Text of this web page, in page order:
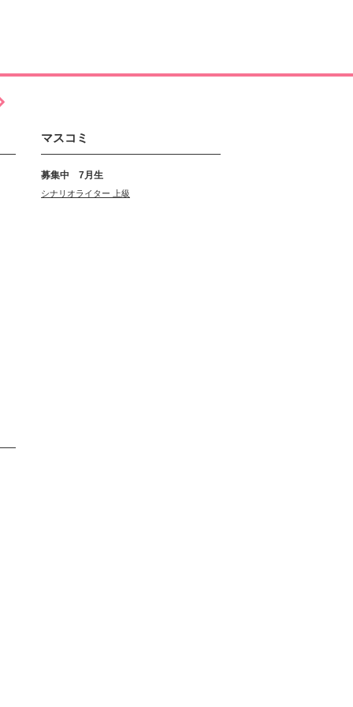
マスコミ
募集中 7月生
シナリオライター 上級